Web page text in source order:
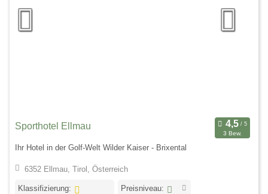
Sporthotel Ellmau
3 Bew.
Ihr Hotel in der Golf-Welt Wilder Kaiser - Brixental
6352 Ellmau, Tirol, Österreich
Klassifizierung: Preisniveau: